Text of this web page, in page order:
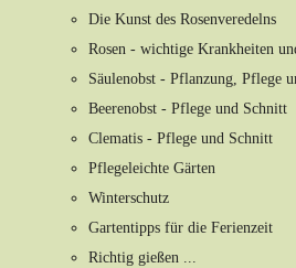
Die Kunst des Rosenveredelns
Rosen - wichtige Krankheiten
Säulenobst - Pflanzung, Pflege
Beerenobst - Pflege und Schnitt
Clematis - Pflege und Schnitt
Pflegeleichte Gärten
Winterschutz
Gartentipps für die Ferienzeit
Richtig gießen ...